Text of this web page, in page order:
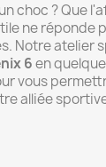
choc ? Que
ne réponde
Notre atelier
6en
vous
alliée